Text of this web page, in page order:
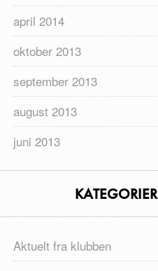
april 2014
oktober 2013
september 2013
august 2013
juni 2013
KATEGORIER
Aktuelt fra klubben